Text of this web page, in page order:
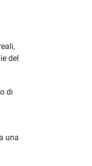
del
di
una